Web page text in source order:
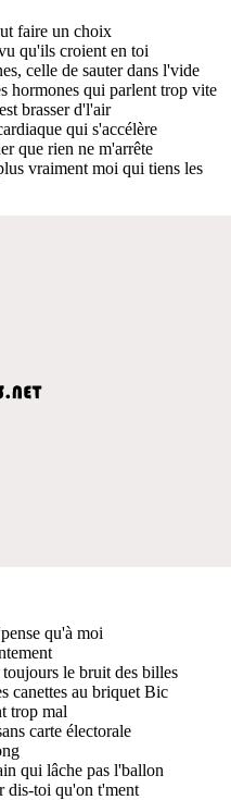
faire un choix
qu'ils croient en toi
celle de sauter dans l'vide
hormones qui parlent trop vite
brasser d'l'air
qui s'accélère
que rien ne m'arrête
vraiment moi qui tiens les
qu'à moi
le bruit des billes
canettes au briquet Bic
trop mal
carte électorale
qui lâche pas l'ballon
dis-toi qu'on t'ment